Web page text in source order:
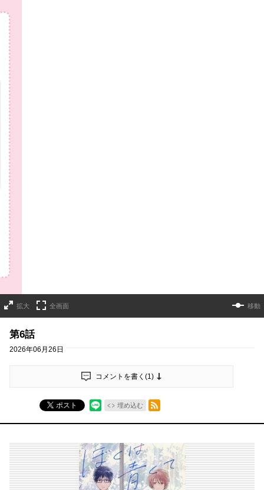
拡大 全画面 移動
第6話
2026年06月26日
コメントを書く(1)
ポスト 埋め込む
RSSフィード